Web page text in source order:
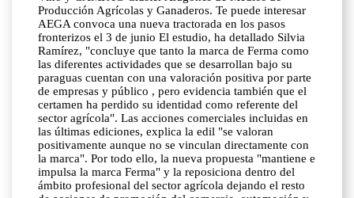
Producción Agrícolas y Ganaderos. Te puede interesar
AEGA convoca una nueva tractorada en los pasos
fronterizos el 3 de junio El estudio, ha detallado Silvia
Ramírez, "concluye que tanto la marca de Ferma como
las diferentes actividades que se desarrollan bajo su
paraguas cuentan con una valoración positiva por parte
de empresas y público , pero evidencia también que el
certamen ha perdido su identidad como referente del
sector agrícola". Las acciones comerciales incluidas en
las últimas ediciones, explica la edil "se valoran
positivamente aunque no se vinculan directamente con
la marca". Por todo ello, la nueva propuesta "mantiene e
impulsa la marca Ferma" y la reposiciona dentro del
ámbito profesional del sector agrícola dejando el resto